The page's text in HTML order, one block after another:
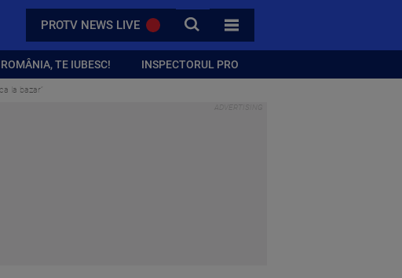
PROTV NEWS LIVE CAUTA
TOATE CATEGORIILE
ROMÂNIA, TE IUBESC! INSPECTORUL PRO
la bazar”